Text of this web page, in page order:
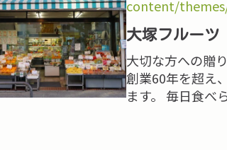
content/
大塚フルーツ
大切な方への贈
創業60年を超え
ます。 毎日食べ